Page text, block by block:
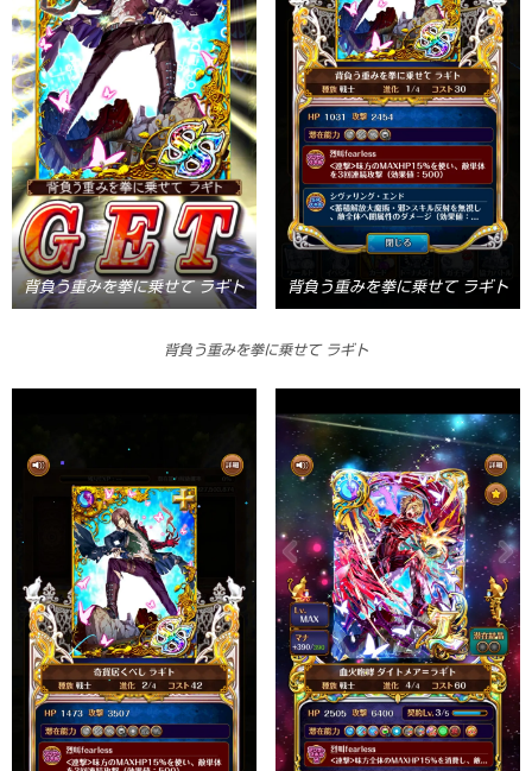
背負う重みを拳に乗せて ラギト 背負う重みを拳に乗せて ラギト
背負う重みを拳に乗せて ラギト